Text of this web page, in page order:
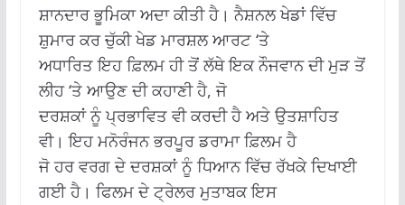
ਸ਼ਾਨਦਾਰ ਭੂਮਿਕਾ ਅਦਾ ਕੀਤੀ ਹੈ। ਨੈਸ਼ਨਲ ਖੇਡਾਂ ਵਿੱਚ
ਸ਼ੁਮਾਰ ਕਰ ਚੁੱਕੀ ਖੇਡ ਮਾਰਸ਼ਲ ਆਰਟ ‘ਤੇ
ਅਧਾਰਿਤ ਇਹ ਫ਼ਿਲਮ ਹੀ ਤੋਂ ਲੱਥੇ ਇਕ ਨੌਜਵਾਨ ਦੀ ਮੁੜ ਤੋਂ
ਲੀਹ ‘ਤੇ ਆਉਣ ਦੀ ਕਹਾਣੀ ਹੈ, ਜੋ
ਦਰਸ਼ਕਾਂ ਨੂੰ ਪ੍ਰਭਾਵਿਤ ਵੀ ਕਰਦੀ ਹੈ ਅਤੇ ਉਤਸ਼ਾਹਿਤ
ਵੀ। ਇਹ ਮਨੋਰੰਜਨ ਭਰਪੂਰ ਡਰਾਮਾ ਫ਼ਿਲਮ ਹੈ
ਜੋ ਹਰ ਵਰਗ ਦੇ ਦਰਸ਼ਕਾਂ ਨੂੰ ਧਿਆਨ ਵਿੱਚ ਰੱਖਕੇ ਦਿਖਾਈ
ਗਈ ਹੈ। ਫਿਲਮ ਦੇ ਟ੍ਰੇਲਰ ਮੁਤਾਬਕ ਇਸ